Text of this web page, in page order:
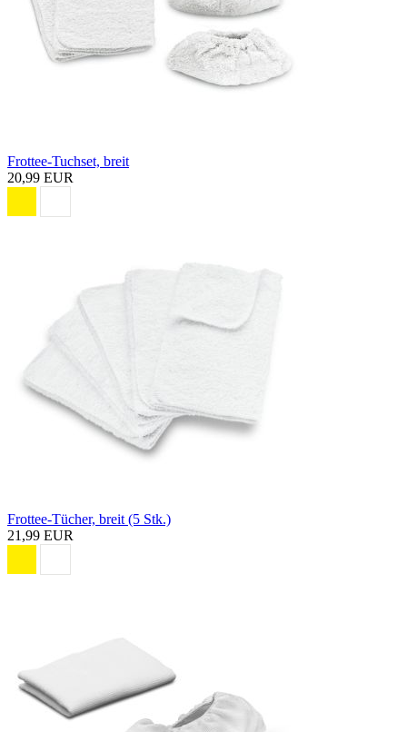
Frottee-Tuchset, breit
20,99 EUR
Frottee-Tücher, breit (5 Stk.)
21,99 EUR